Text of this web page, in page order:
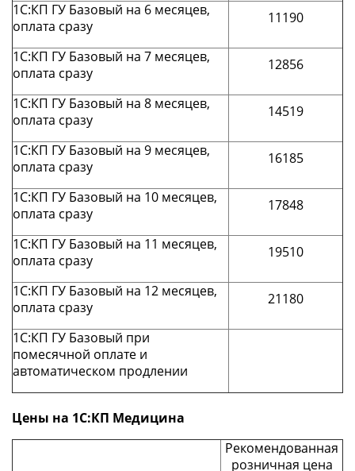
1С:КП ГУ Базовый на 6 месяцев,
оплата сразу
11190
1С:КП ГУ Базовый на 7 месяцев,
оплата сразу
12856
1С:КП ГУ Базовый на 8 месяцев,
оплата сразу
14519
1С:КП ГУ Базовый на 9 месяцев,
оплата сразу
16185
1С:КП ГУ Базовый на 10 месяцев,
оплата сразу
17848
1С:КП ГУ Базовый на 11 месяцев,
оплата сразу
19510
1С:КП ГУ Базовый на 12 месяцев,
оплата сразу
21180
1С:КП ГУ Базовый при
помесячной оплате и
автоматическом продлении
Цены на 1С:КП Медицина
Рекомендованная
розничная цена